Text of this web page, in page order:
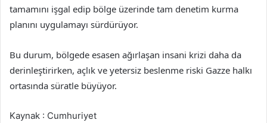
tamamını işgal edip bölge üzerinde tam denetim kurma
planını uygulamayı sürdürüyor.
Bu durum, bölgede esasen ağırlaşan insani krizi daha da
derinleştirirken, açlık ve yetersiz beslenme riski Gazze halkı
ortasında süratle büyüyor.
Kaynak : Cumhuriyet